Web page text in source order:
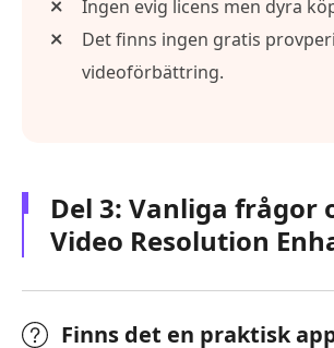
Ingen evig licens men dyra
Det finns ingen gratis
videoförbättring.
Del 3: Vanliga frågor
Video Resolution
Finns det en praktisk